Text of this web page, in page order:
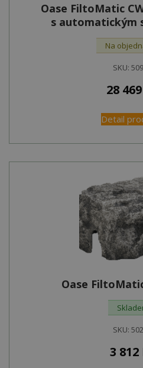
Oase FiltoMatic
s automatickým
Na
SKU:
28 469
Detail
Oase
SKU:
3 812